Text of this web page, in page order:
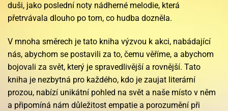
duši, jako poslední noty nádherné melodie, která
přetrvávala dlouho po tom, co hudba dozněla.
V mnoha směrech je tato kniha výzvou k akci, nabádající
nás, abychom se postavili za to, čemu věříme, a abychom
bojovali za svět, který je spravedlivější a rovnější. Tato
kniha je nezbytná pro každého, kdo je zaujat literární
prozou, nabízí unikátní pohled na svět a naše místo v něm
a připomíná nám důležitost empatie a porozumění při